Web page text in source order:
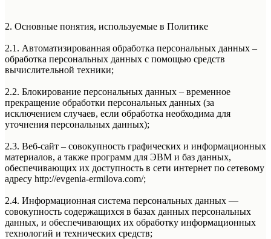
2. Основные понятия, используемые в Политике
2.1. Автоматизированная обработка персональных данных –
обработка персональных данных с помощью средств
вычислительной техники;
2.2. Блокирование персональных данных – временное
прекращение обработки персональных данных (за
исключением случаев, если обработка необходима для
уточнения персональных данных);
2.3. Веб-сайт – совокупность графических и информационных
материалов, а также программ для ЭВМ и баз данных,
обеспечивающих их доступность в сети интернет по сетевому
адресу http://evgenia-ermilova.com/;
2.4. Информационная система персональных данных —
совокупность содержащихся в базах данных персональных
данных, и обеспечивающих их обработку информационных
технологий и технических средств;